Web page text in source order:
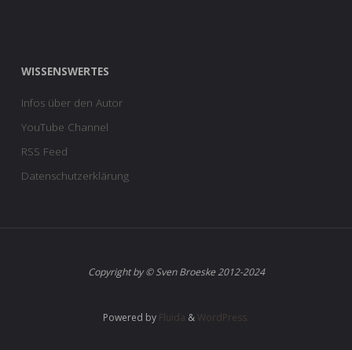
WISSENSWERTES
Infos über den Autor
YouTube Channel
RSS Feed
Datenschutzerklärung
Copyright by © Sven Broeske 2012-2024
Powered by Fluida & WordPress.